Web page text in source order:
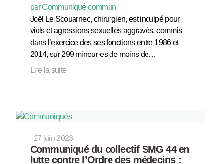
par Communiqué commun
Joël Le Scouarnec, chirurgien, est inculpé pour
viols et agressions sexuelles aggravés, commis
dans l’exercice des ses fonctions entre 1986 et
2014, sur 299 mineur·es de moins de…
Lire la suite
27 juin 2023
Communiqué du collectif SMG 44 en
lutte contre l’Ordre des médecins :